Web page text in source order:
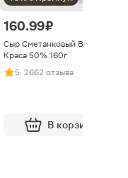
160.99 ₽
Сыр Сметанковый Варвара
Краса 50% 160г
5· 2662 отзыва
В корзину